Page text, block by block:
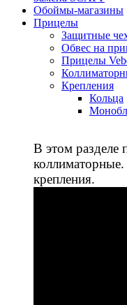
Обоймы-магазины
Прицелы
Защитные
Обвес на
Прицелы
Крепления
Кольца
В этом разделе
крепления.